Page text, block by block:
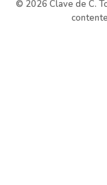
© 2026 Clave de C.